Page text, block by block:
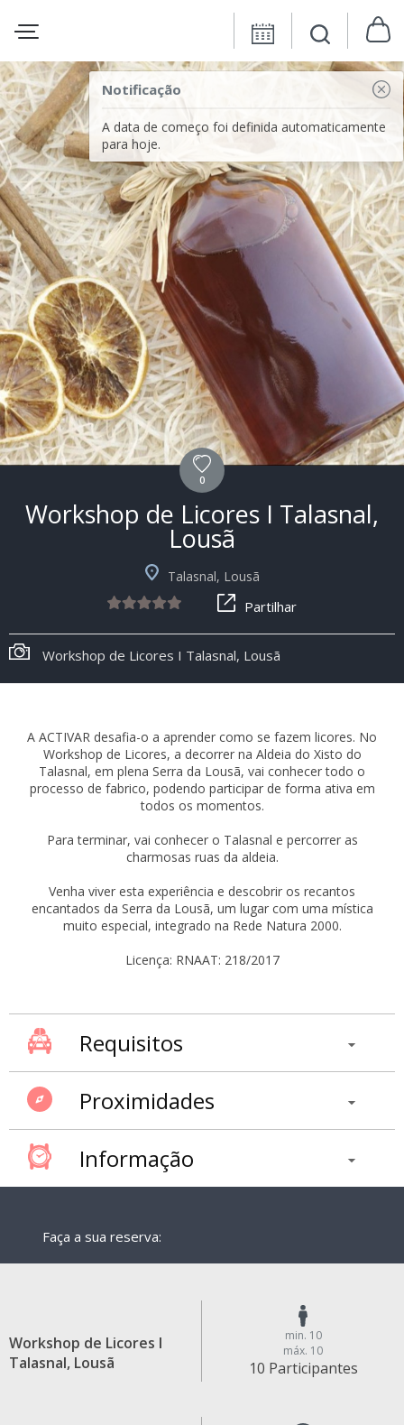
Notificação
A data de começo foi definida automaticamente
para hoje.
0
Workshop de Licores I Talasnal,
Lousã
Talasnal, Lousã
Partilhar
Workshop de Licores I Talasnal, Lousã
A ACTIVAR desafia-o a aprender como se fazem licores. No
Workshop de Licores, a decorrer na Aldeia do Xisto do
Talasnal, em plena Serra da Lousã, vai conhecer todo o
processo de fabrico, podendo participar de forma ativa em
todos os momentos.
Para terminar, vai conhecer o Talasnal e percorrer as
charmosas ruas da aldeia.
Venha viver esta experiência e descobrir os recantos
encantados da Serra da Lousã, um lugar com uma mística
muito especial, integrado na Rede Natura 2000.
Licença: RNAAT: 218/2017
Requisitos
Proximidades
Informação
Faça a sua reserva:
Workshop de Licores I
Talasnal, Lousã
min. 10
máx. 10
10 Participantes